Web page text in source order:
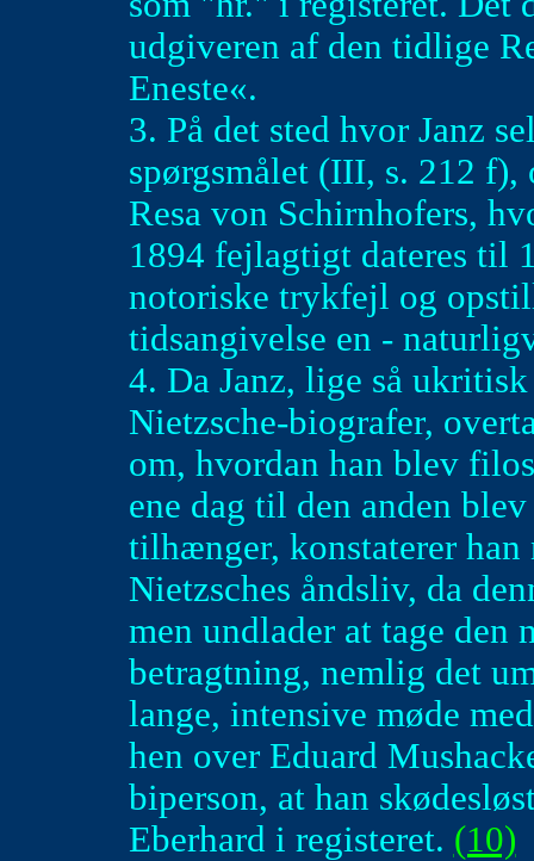
udgiveren af den tidlige
Eneste«.
3. På det sted hvor Janz
spørgsmålet (III, s. 212
Resa von Schirnhofers,
1894 fejlagtigt dateres til
notoriske trykfejl og
tidsangivelse en -
4. Da Janz, lige så
Nietzsche-biografer,
om, hvordan han blev
ene dag til den anden
tilhænger, konstaterer
Nietzsches åndsliv, da
men undlader at tage
betragtning, nemlig det
lange, intensive møde
hen over Eduard
biperson, at han
Eberhard i registeret. (10)